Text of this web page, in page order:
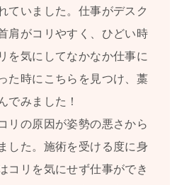
ていました。仕事がデスク
肩がコリやすく、ひどい時
を気にしてなかなか仕事に
た時にこちらを見つけ、藁
でみました！
リの原因が姿勢の悪さから
した。施術を受ける度に身
コリを気にせず仕事ができ